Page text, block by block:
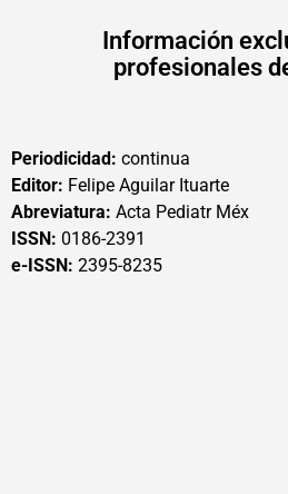
Información
profesionales
Periodicidad: continua
Editor: Felipe Aguilar Ituarte
Abreviatura: Acta Pediatr Méx
ISSN: 0186-2391
e-ISSN: 2395-8235